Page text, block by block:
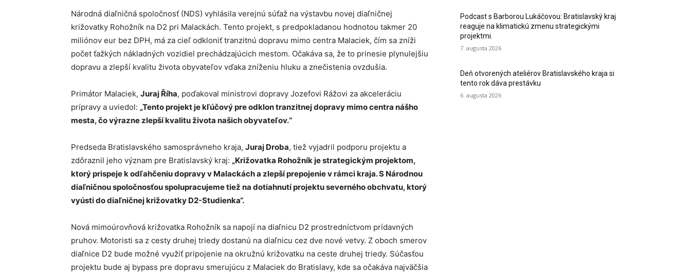
Národná diaľničná spoločnosť (NDS) vyhlásila verejnú súťaž na výstavbu novej diaľničnej
križovatky Rohožník na D2 pri Malackách. Tento projekt, s predpokladanou hodnotou takmer 20
miliónov eur bez DPH, má za cieľ odkloniť tranzitnú dopravu mimo centra Malaciek, čím sa zníži
počet ťažkých nákladných vozidiel prechádzajúcich mestom. Očakáva sa, že to prinesie plynulejšiu
dopravu a zlepší kvalitu života obyvateľov vďaka zníženiu hluku a znečistenia ovzdušia.​
Primátor Malaciek, Juraj Říha, poďakoval ministrovi dopravy Jozefovi Rážovi za akceleráciu
prípravy a uviedol: „​Tento projekt je kľúčový pre odklon tranzitnej dopravy mimo centra nášho
mesta, čo výrazne zlepší kvalitu života našich obyvateľov.“
Predseda Bratislavského samosprávneho kraja, Juraj Droba, tiež vyjadril podporu projektu a
zdôraznil jeho význam pre Bratislavský kraj: „Križovatka Rohožník je strategickým projektom,
ktorý prispeje k odľahčeniu dopravy v Malackách a zlepší prepojenie v rámci kraja. S Národnou
diaľničnou spoločnosťou spolupracujeme tiež na dotiahnutí projektu severného obchvatu, ktorý
vyústi do diaľničnej križovatky D2-Studienka“.
Nová mimoúrovňová križovatka Rohožník sa napojí na diaľnicu D2 prostredníctvom prídavných
pruhov. Motoristi sa z cesty druhej triedy dostanú na diaľnicu cez dve nové vetvy. Z oboch smerov
diaľnice D2 bude možné využiť pripojenie na okružnú križovatku na ceste druhej triedy. Súčasťou
projektu bude aj bypass pre dopravu smerujúcu z Malaciek do Bratislavy, kde sa očakáva najväčšia
Podcast s Barborou Lukáčovou: Bratislavský kraj
reaguje na klimatickú zmenu strategickými
projektmi.
7. augusta 2026
Deň otvorených ateliérov Bratislavského kraja si
tento rok dáva prestávku
6. augusta 2026